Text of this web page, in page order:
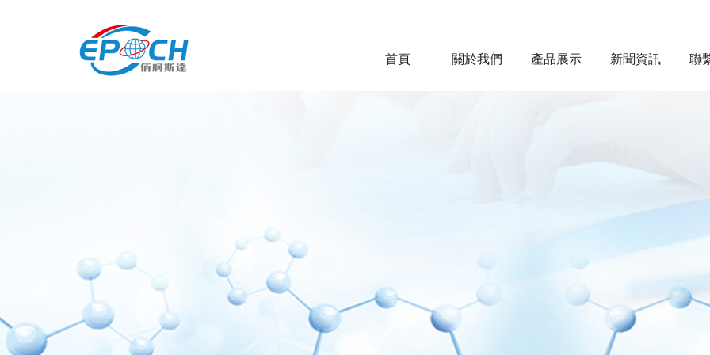
首頁 關於我們 產品展示 新聞資訊 聯